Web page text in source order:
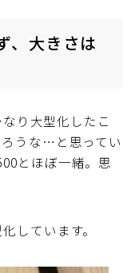
、大きさは
り大型化したこ
うな…と思ってい
とほぼ一緒。思
しています。